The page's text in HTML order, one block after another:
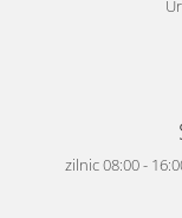
zilnic 08:00 -